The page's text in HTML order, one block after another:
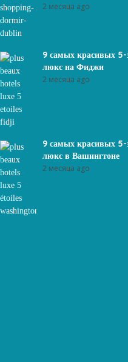
2 месяца ago
9 самых красивых 5-
люкс на Фиджи
2 месяца ago
9 самых красивых 5-
люкс в Вашингтоне
2 месяца ago